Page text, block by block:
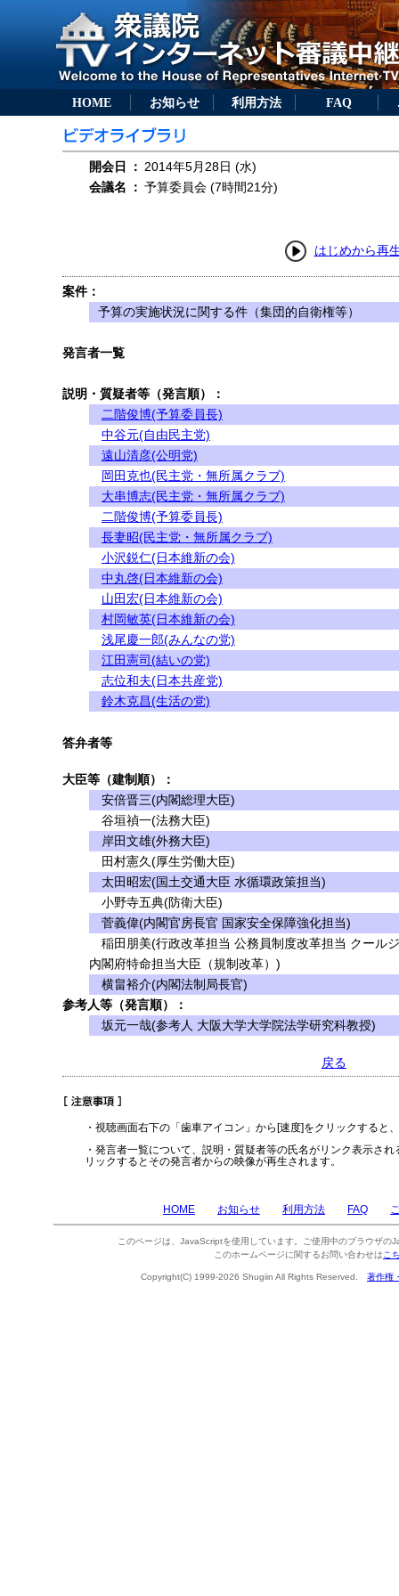
HOME お知らせ 利用方法 FAQ
開会日 ： 2014年5月28日 (水)
会議名
： 予算委員会 (7時間21分)
はじめから再
案件：
予算の実施状況に関する件（集団的自衛権等）
発言者一覧
説明・質疑者等（発言順）：
二階俊博(予算委員長)
中谷元(自由民主党)
遠山清彦(公明党)
岡田克也(民主党・無所属クラブ)
大串博志(民主党・無所属クラブ)
二階俊博(予算委員長)
長妻昭(民主党・無所属クラブ)
小沢鋭仁(日本維新の会)
中丸啓(日本維新の会)
山田宏(日本維新の会)
村岡敏英(日本維新の会)
浅尾慶一郎(みんなの党)
江田憲司(結いの党)
志位和夫(日本共産党)
鈴木克昌(生活の党)
答弁者等
大臣等（建制順）：
安倍晋三(内閣総理大臣)
谷垣禎一(法務大臣)
岸田文雄(外務大臣)
田村憲久(厚生労働大臣)
太田昭宏(国土交通大臣 水循環政策担当)
小野寺五典(防衛大臣)
菅義偉(内閣官房長官 国家安全保障強化担当)
稲田朋美(行政改革担当 公務員制度改革担当 クール
内閣府特命担当大臣（規制改革）)
横畠裕介(内閣法制局長官)
参考人等（発言順）：
坂元一哉(参考人 大阪大学大学院法学研究科教授)
戻る
・視聴画面右下の「歯車アイコン」から[速度]をクリックすると
・発言者一覧について、説明・質疑者等の氏名がリンク表示さ
リックするとその発言者からの映像が再生されます。
HOME お知らせ 利用方法 FAQ
このページは、JavaScriptを使用しています。ご使用中のブラウザの
このホームページに関するお問い合わせは こ
Copyright(C) 1999-2026 Shugiin All Rights Reserved. 著作権